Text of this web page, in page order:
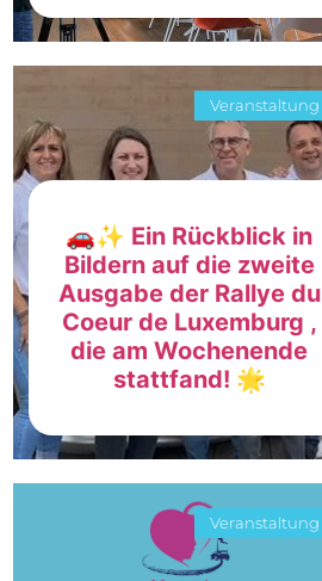
Veranstaltung
🚗✨ Ein Rückblick in
Bildern auf die zweite
Ausgabe der Rallye du
Coeur de Luxemburg ,
die am Wochenende
stattfand! 🌟
Veranstaltung